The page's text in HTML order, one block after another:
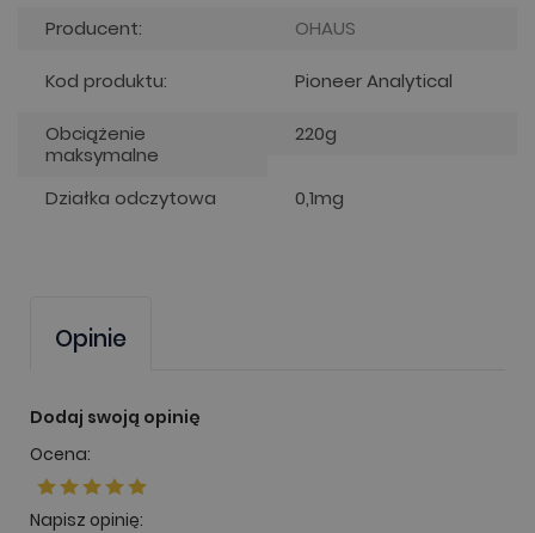
Producent: OHAUS
Kod produktu: Pioneer Analytical
Obciążenie
maksymalne
220g
Działka odczytowa 0,1mg
Opinie
Dodaj swoją opinię
Ocena:
Napisz opinię: